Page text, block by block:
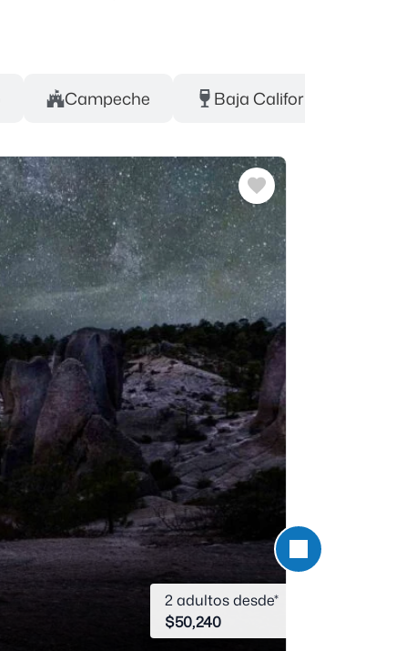
Campeche Baja California
2 adultos desde*
$50,240